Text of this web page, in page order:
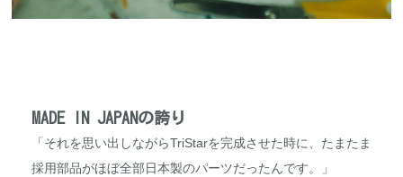
MADE IN JAPANの誇り
「それを思い出しながらTriStarを完成させた時に、たまたま
採用部品がほぼ全部日本製のパーツだったんです。」